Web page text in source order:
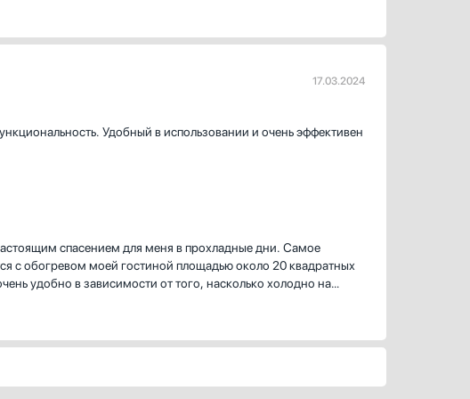
17.03.2024
Удобный в использовании и очень эффективен
спасением для меня в прохладные дни. Самое
с обогревом моей гостиной площадью около 20 квадратных
удобно в зависимости от того, насколько холодно на
он выключается при перегреве или падении. Это добавляет